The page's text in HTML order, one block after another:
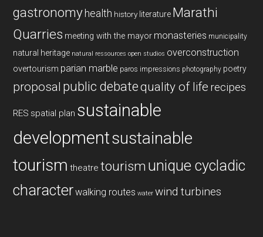
gastronomy health history literature Marathi
Quarries meeting with the mayor monasteries municipality
natural heritage natural ressources open studios overconstruction
overtourism parian marble paros impressions photography poetry
proposal public debatequality of life recipes
RES spatial plan sustainable
developmentsustainable
tourism theatre tourism unique cycladic
characterwalking routes water wind turbines